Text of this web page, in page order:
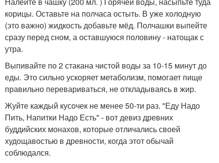
корицы. Оставьте на полчаса остыть. В уже холодную
(это важно) жидкость добавьте мёд. Полчашки выпейте
сразу перед сном, а оставшуюся половину - натощак с
утра.
Выпивайте по 2 стакана чистой воды за 10-15 минут до
еды. Это сильно ускоряет метаболизм, помогает пище
правильно перевариваться, не откладываясь в жир.
Жуйте каждый кусочек не менее 50-ти раз. "Еду Надо
Пить, Напитки Надо Есть" - вот девиз древних
буддийских монахов, которые отличались своей
худощавостью в древности, когда этот обычай
соблюдался.